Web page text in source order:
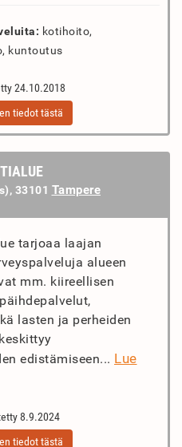
kotihoito,
kuntoutus
24.10.2018
tiedot tästä
33101 Tampere
tarjoaa laajan
alueen
mm. kiireellisen
lasten ja perheiden
edistämiseen... Lue
8.9.2024
tiedot tästä